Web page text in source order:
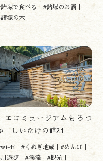
塚で食べる
#諸塚のお酒
塚の木
エコミュージアムもろつ
しいたけの館21
fi #くぬぎ地蔵
#めんぱ
遊び
#渓流
#観光
せ